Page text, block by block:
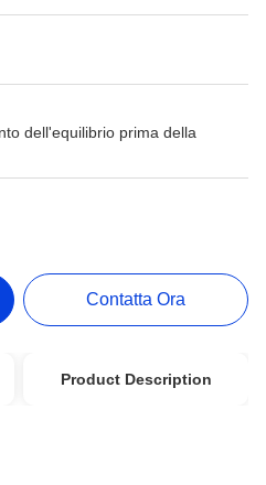
dell'equilibrio prima della
Contatta Ora
Product Description